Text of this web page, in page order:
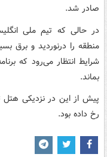
صادر شد.
در حالی که تیم ملی
منطقه را درنوردید و برق
شرایط انتظار می‌رود که
بماند.
پیش از این در نزدیکی هتل
رخ داده بود.